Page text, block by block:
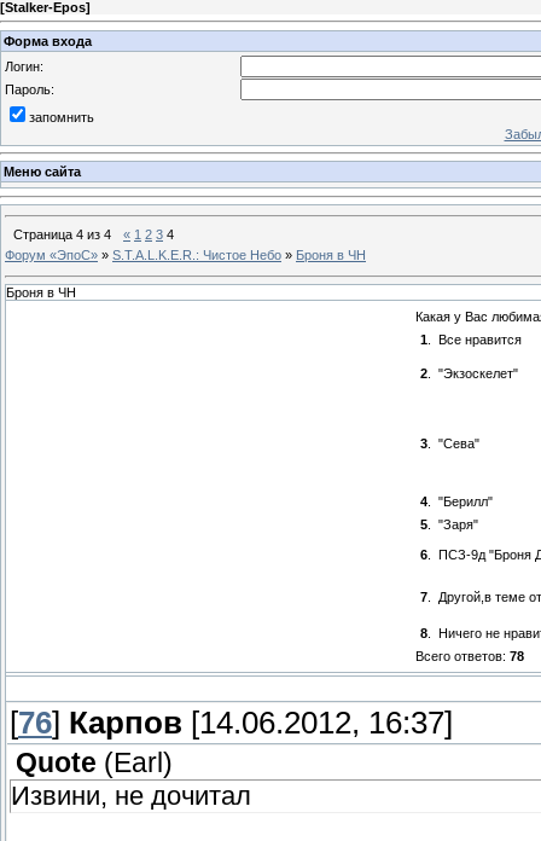
[Stalker-Epos]
Форма входа
Логин:
Пароль:
запомнить
Меню сайта
Страница 4 из 4 « 1 2 3 4
Форум «ЭпоС» » S.T.A.L.K.E.R.: Чистое Небо » Броня в ЧН
Броня в ЧН
Какая у Вас
1
Все нравится
2 "Экзоскелет"
3 "Сева"
4
"Берилл"
5
"Заря"
6 ПСЗ-9д "Броня
7 Другой,в теме
8
Ничего не
Всего ответов: 78
[76] Карпов [14.06.2012, 16:37]
Quote ( Earl )
Извини, не дочитал